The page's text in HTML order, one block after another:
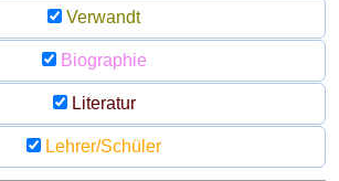
Verwandt
Biographie
Literatur
Lehrer/Schüler